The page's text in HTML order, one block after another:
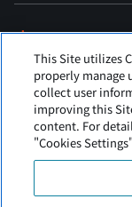
This Site utilizes
properly manage
collect user
improving this
content. For
"Cookies